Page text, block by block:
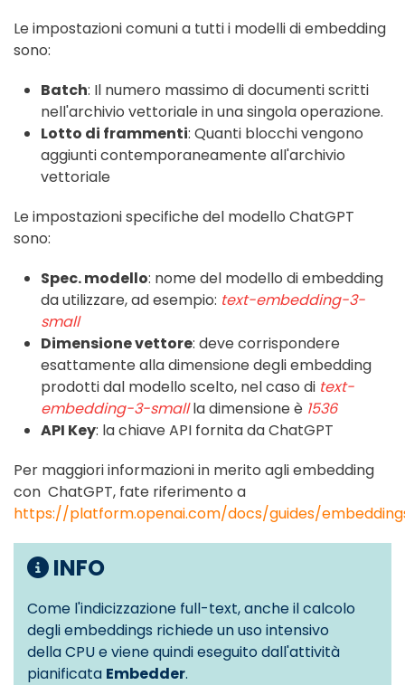
Le impostazioni comuni a tutti i modelli di embedding
sono:
Batch: Il numero massimo di documenti scritti
nell'archivio vettoriale in una singola operazione.
Lotto di frammenti: Quanti blocchi vengono
aggiunti contemporaneamente all'archivio
vettoriale
Le impostazioni specifiche del modello ChatGPT
sono:
Spec. modello: nome del modello di embedding
da utilizzare, ad esempio: text-embedding-3-
small
Dimensione vettore: deve corrispondere
esattamente alla dimensione degli embedding
prodotti dal modello scelto, nel caso di text-
embedding-3-smallla dimensione è 1536
API Key: la chiave API fornita da ChatGPT
Per maggiori informazioni in merito agli embedding
con ChatGPT, fate riferimento a
https://platform.openai.com/docs/guides/
INFO
Come l'indicizzazione full-text, anche il calcolo
degli embeddings richiede un uso intensivo
della CPU e viene quindi eseguito dall'attività
pianificata Embedder.